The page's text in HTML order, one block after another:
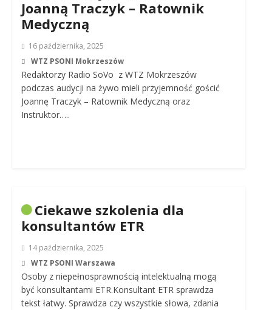
Joanną Traczyk – Ratownik
Medyczną
16 października, 2025
WTZ PSONI Mokrzeszów
Redaktorzy Radio SoVo z WTZ Mokrzeszów
podczas audycji na żywo mieli przyjemność gościć
Joannę Traczyk – Ratownik Medyczną oraz
Instruktor…..
Ciekawe szkolenia dla
konsultantów ETR
14 października, 2025
WTZ PSONI Warszawa
Osoby z niepełnosprawnością intelektualną mogą
być konsultantami ETR.Konsultant ETR sprawdza
tekst łatwy. Sprawdza czy wszystkie słowa, zdania